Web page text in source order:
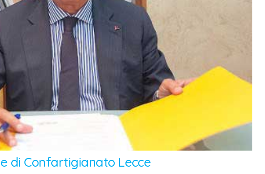
di Confartigianato Lecce